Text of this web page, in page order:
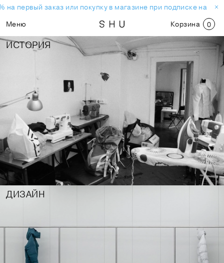
первый заказ или покупку в магазине при подписке на
Меню
Корзина 0
ИСТОРИЯ
ДИЗАЙН